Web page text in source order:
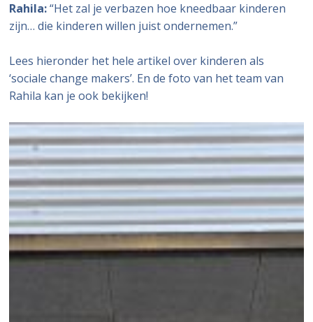
Rahila:“Het zal je verbazen hoe kneedbaar kinderen
zijn… die kinderen willen juist ondernemen.”
Lees hieronder het hele artikel over kinderen als
‘sociale change makers’. En de foto van het team van
Rahila kan je ook bekijken!